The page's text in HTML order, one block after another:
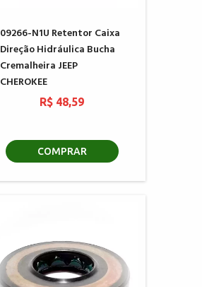
09266-N1U Retentor Caixa
Direção Hidráulica Bucha
Cremalheira JEEP
CHEROKEE
R$ 48,59
COMPRAR